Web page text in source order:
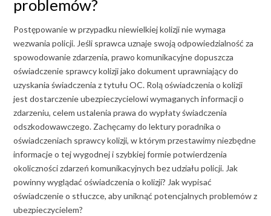
problemów?
Postępowanie w przypadku niewielkiej kolizji nie wymaga
wezwania policji. Jeśli sprawca uznaje swoją odpowiedzialność za
spowodowanie zdarzenia, prawo komunikacyjne dopuszcza
oświadczenie sprawcy kolizji jako dokument uprawniający do
uzyskania świadczenia z tytułu OC. Rolą oświadczenia o kolizji
jest dostarczenie ubezpieczycielowi wymaganych informacji o
zdarzeniu, celem ustalenia prawa do wypłaty świadczenia
odszkodowawczego. Zachęcamy do lektury poradnika o
oświadczeniach sprawcy kolizji, w którym przestawimy niezbędne
informacje o tej wygodnej i szybkiej formie potwierdzenia
okoliczności zdarzeń komunikacyjnych bez udziału policji. Jak
powinny wyglądać oświadczenia o kolizji? Jak wypisać
oświadczenie o stłuczce, aby uniknąć potencjalnych problemów z
ubezpieczycielem?